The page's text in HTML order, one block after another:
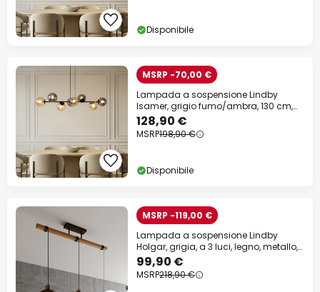
Disponibile
MSRP -70,00 €
Lampada a sospensione Lindby
Isamer, grigio fumo/ambra, 130 cm,
globo
128,90 €
MSRP198,90 €
Disponibile
MSRP -119,00 €
Lampada a sospensione Lindby
Holgar, grigia, a 3 luci, legno, metallo,
E27
99,90 €
MSRP218,90 €